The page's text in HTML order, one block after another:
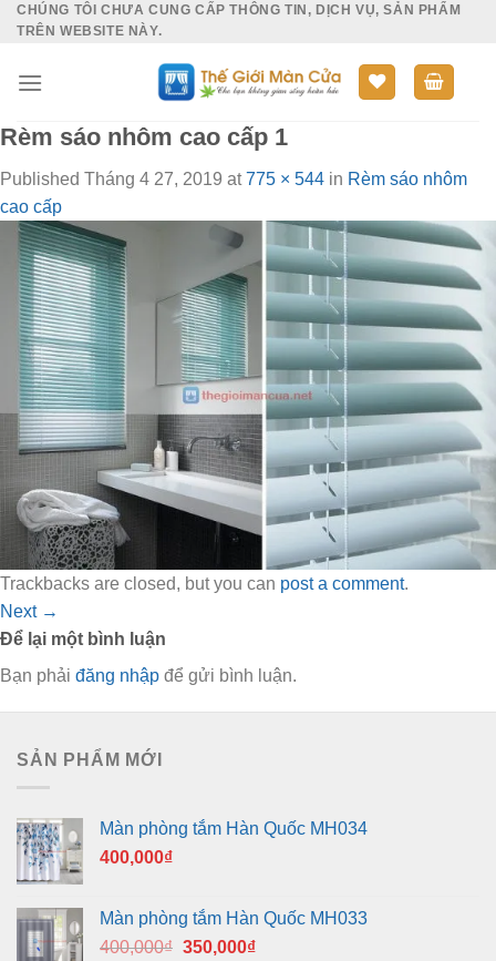
SkipCHÚNG TÔI CHƯA CUNG CẤP THÔNG TIN, DỊCH VỤ, SẢN PHẨM
TRÊN WEBSITE NÀY.
Rèm sáo nhôm cao cấp 1
Published Tháng 4 27, 2019 at775 × 544 in Rèm sáo nhôm
cao cấp
Trackbacks are closed, but you can post a comment.
Next →
Để lại một bình luận
Bạn phải đăng nhập để gửi bình luận.
SẢN PHẨM MỚI
Màn phòng tắm Hàn Quốc MH034
400,000₫
Màn phòng tắm Hàn Quốc MH033
400,000₫ Giá
350,000₫Giá